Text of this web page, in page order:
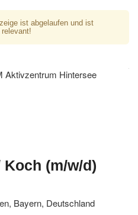
ist abgelaufen und ist
(m/w/d)
Bayern, Deutschland